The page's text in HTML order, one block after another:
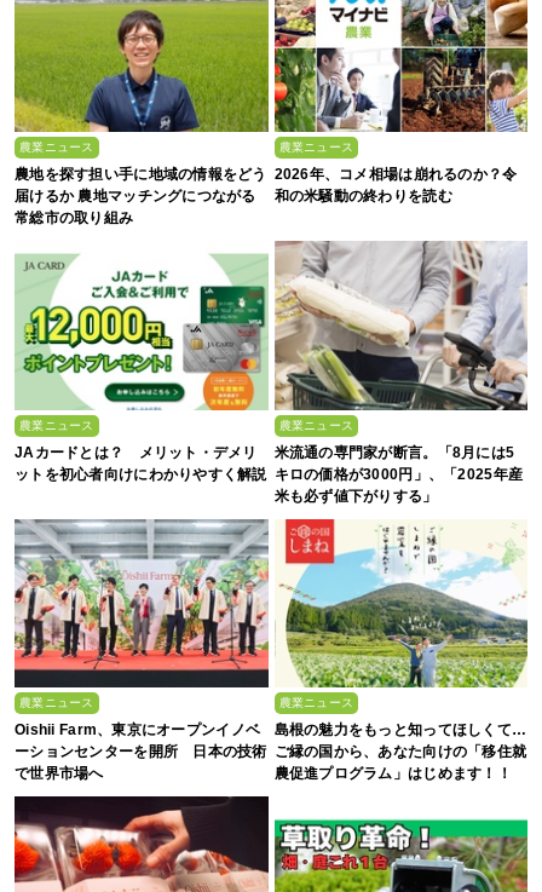
農業ニュース
農地を探す担い手に地域の情報をどう
届けるか 農地マッチングにつながる
常総市の取り組み
農業ニュース
2026年、コメ相場は崩れるのか？令
和の米騒動の終わりを読む
農業ニュース
JAカードとは？ メリット・デメリ
ットを初心者向けにわかりやすく解説
農業ニュース
米流通の専門家が断言。「8月には5
キロの価格が3000円」、「2025年産
米も必ず値下がりする」
農業ニュース
Oishii Farm、東京にオープンイノベ
ーションセンターを開所 日本の技術
で世界市場へ
農業ニュース
島根の魅力をもっと知ってほしくて…
ご縁の国から、あなた向けの「移住就
農促進プログラム」はじめます！！